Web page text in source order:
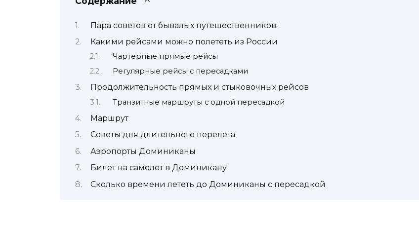
Пара советов от бывалых путешественников:
Какими рейсами можно полететь из России
Чартерные прямые рейсы
Регулярные рейсы с пересадками
Продолжительность прямых и стыковочных рейсов
Транзитные маршруты с одной пересадкой
Маршрут
Советы для длительного перелета
Аэропорты Доминиканы
Билет на самолет в Доминикану
Сколько времени лететь до Доминиканы с пересадкой